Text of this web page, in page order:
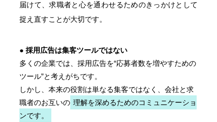
届けて、求職者と心を通わせるためのきっかけとして
捉え直すことが大切です。
● 採用広告は集客ツールではない
多くの企業では、採用広告を“応募者数を増やすための
ツール”と考えがちです。
しかし、本来の役割は単なる集客ではなく、会社と求
職者のお互いの 理解を深めるためのコミュニケーショ
ンです。